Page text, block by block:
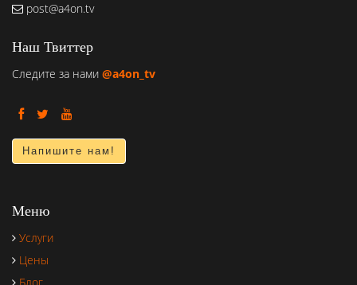
post@a4on.tv
Наш Твиттер
Следите за нами @a4on_tv
Напишите нам!
Меню
Услуги
Цены